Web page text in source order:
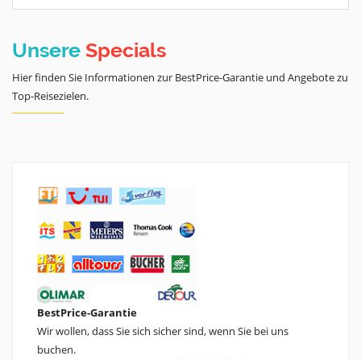
Unsere Specials
Hier finden Sie Informationen zur BestPrice-Garantie und Angebote zu
Top-Reisezielen.
BestPrice-Garantie
Wir wollen, dass Sie sich sicher sind, wenn Sie bei uns
buchen.